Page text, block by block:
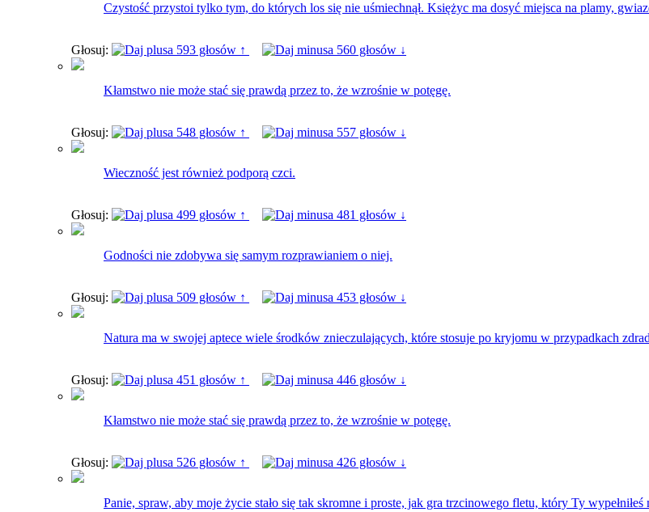
Czystość przystoi tylko tym, do których los się nie uśmiechnął. Księżyc ma dosyć miejsca na plamy,
Głosuj: 593 głosów ↑ 560 głosów ↓
Kłamstwo nie może stać się prawdą przez to, że wzrośnie w potęgę.
Głosuj: 548 głosów ↑ 557 głosów ↓
Wieczność jest również podporą czci.
Głosuj: 499 głosów ↑ 481 głosów ↓
Godności nie zdobywa się samym rozprawianiem o niej.
Głosuj: 509 głosów ↑ 453 głosów ↓
Natura ma w swojej aptece wiele środków znieczulających, które stosuje po kryjomu w przypadkach
Głosuj: 451 głosów ↑ 446 głosów ↓
Kłamstwo nie może stać się prawdą przez to, że wzrośnie w potęgę.
Głosuj: 526 głosów ↑ 426 głosów ↓
Panie, spraw, aby moje życie stało się tak skromne i proste, jak gra trzcinowego fletu, który Ty wypełniłeś